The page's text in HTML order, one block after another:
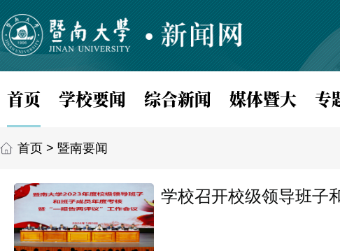
首页 学校要闻 综合新闻 媒体暨大 专
首页 > 暨南要闻
学校召开校级领导班子